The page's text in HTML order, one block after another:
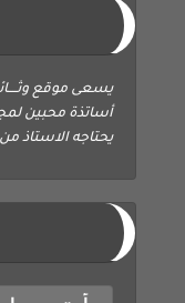
يسعى موقع
أساتذة محبين
يحتاجه الاستاذ